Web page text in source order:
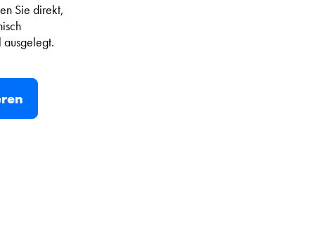
Sie direkt,